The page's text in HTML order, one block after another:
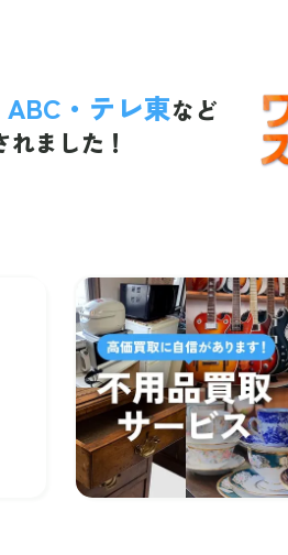
・テレ東など
ました！